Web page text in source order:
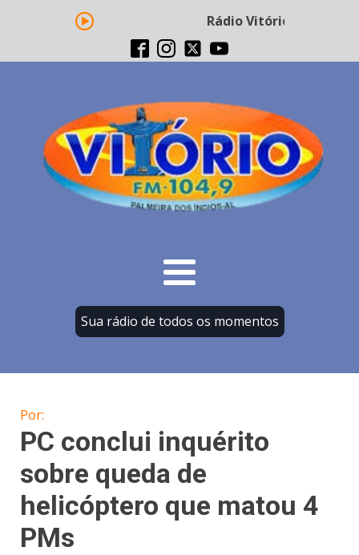
Rádio Vitório FM -
Sua rádio de todos os momentos
Por:
PC conclui inquérito
sobre queda de
helicóptero que matou 4
PMs